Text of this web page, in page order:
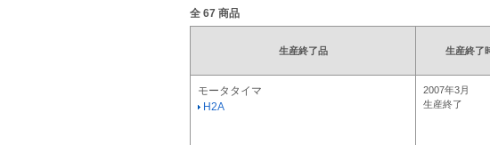
全 67 商品
生産終了品 生産終了
モータタイマ
H2A
2007年3月
生産終了